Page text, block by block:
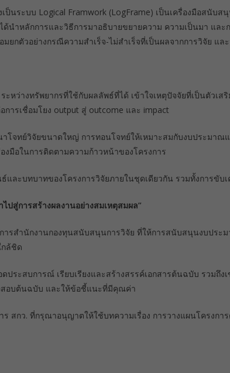
นระบบ Logical Framwork (LogFrame) เป็นเครื่องมือสนับส
นำหลักการและวิธีการมาอธิบายขยายความ ความเป็นมา แล
กตัวอย่างกรณีความสำเร็จ-ไม่สำเร็จที่เป็นผลจากการวิจัย แล
ะหว่างทรัพยากรที่ใช้กับผลลัพธ์ที่ได้ เข้าใจเหตุปัจจัยที่เป็นตัวเ
ารเชื่อมโยง output สู่ outcome และ impact
โจทย์วิจัยขนาดใหญ่ การทอนโจทย์ให้เหมาะสมกับงบประมาณ
มือในการติดตามความก้าวหน้าของโครงการ
ละบทบาทของโครงการวิจัยภายในชุดเดียวกัน รวมทั้งการขับ
ปสู่การสร้างผลงานอย่างสมเหตุสมผล”
รสำนักงานกองทุนสนับสนุนการวิจัย ที่ให้การสนับสนุนงบประ
กล้ชิด
ะสบการณ์ เรียบเรียงและสร้างสรรค์เอกสารต้นฉบับ รวมถึ
อบต้นฉบับ และให้ข้อชี้แนะที่มีคุณค่า
กว. ที่กรุณาอนุญาตให้ใช้บทความเรื่อง การวางแผนโครงกา